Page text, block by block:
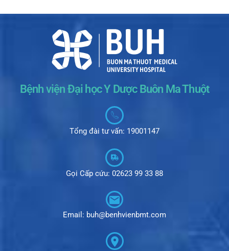
Bệnh viện Đại học Y Dược Buôn Ma Thuột
Tổng đài tư vấn: 19001147
Gọi Cấp cứu: 02623 99 33 88
Email: buh@benhvienbmt.com